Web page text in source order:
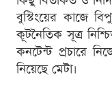
বুস্টিংয়ের কাজে
কূটনৈতিক সূত্র
কনটেন্ট প্রচারে
নিয়েছে মেটা।